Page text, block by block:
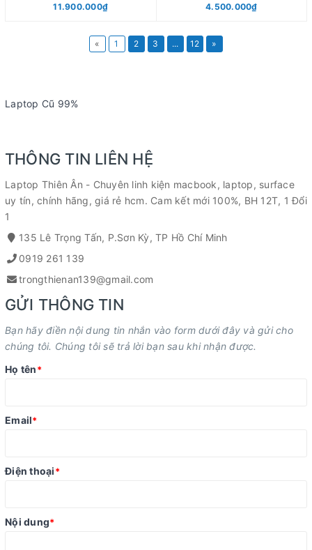
11.900.000₫ 4.500.000₫
« 1 2 3 ... 12 »
Laptop Cũ 99%
THÔNG TIN LIÊN HỆ
Laptop Thiên Ân - Chuyên linh kiện macbook, laptop, surface
uy tín, chính hãng, giá rẻ hcm. Cam kết mới 100%, BH 12T, 1 Đổi
1
135 Lê Trọng Tấn, P.Sơn Kỳ, TP Hồ Chí Minh
0919 261 139
trongthienan139@gmail.com
GỬI THÔNG TIN
Bạn hãy điền nội dung tin nhắn vào form dưới đây và gửi cho
chúng tôi. Chúng tôi sẽ trả lời bạn sau khi nhận được.
Họ tên*
Email*
Điện thoại*
Nội dung*